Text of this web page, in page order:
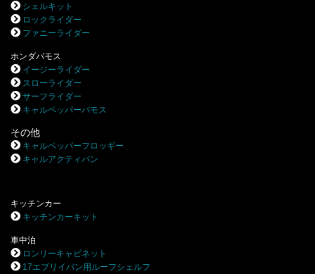
シェルキット
ロックライダー
ファニーライダー
ホンダバモス
イージーライダー
スローライダー
サーフライダー
キャルペッパーバモス
その他
キャルペッパーフロッギー
キャルアクティバン
キッチンカー
キッチンカーキット
車中泊
ロンリーキャビネット
17エブリイバン用ルーフシェルフ